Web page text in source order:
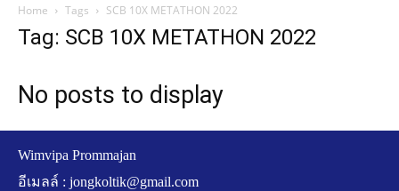
Home Tags SCB 10X METATHON 2022
Tag: SCB 10X METATHON 2022
No posts to display
Wimvipa Prommajan
อีเมลล์ : jongkoltik@gmail.com